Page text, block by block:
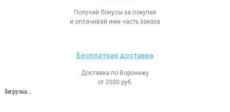
Получай бонусы за покупки
и оплачивай ими часть заказа
Бесплатная доставка
Доставка по Воронежу
от 2000 руб.
Загрузка...